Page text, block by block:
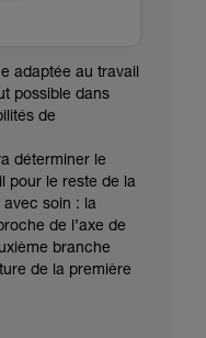
adaptée au travail
possible dans
de
déterminer le
pour le reste de la
avec soin : la
de l’axe de
branche
de la première